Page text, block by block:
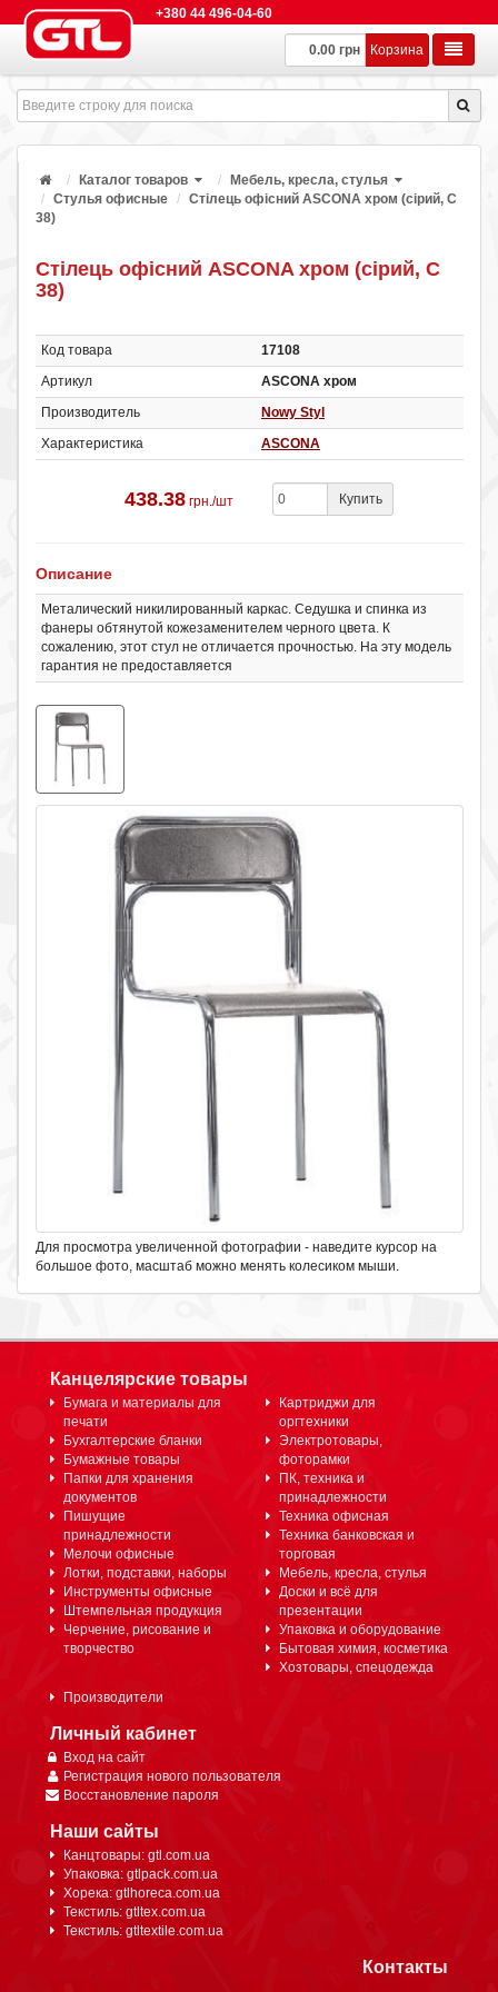
+380 44 496-04-60
0.00 грн Корзина
Каталог товаров
Мебель, кресла, стулья
Стулья офисные
Стілець офісний ASCONA хром (сірий, C
38)
Стілець офісний ASCONA хром (сірий, C
38)
Код товара
17108
Артикул
ASCONA хром
Производитель
Nowy Styl
Характеристика
ASCONA
438.38 грн./шт Купить
Описание
Металический никилированный каркас. Седушка и спинка из
фанеры обтянутой кожезаменителем черного цвета. К
сожалению, этот стул не отличается прочностью. На эту модель
гарантия не предоставляется
Для просмотра увеличенной фотографии - наведите курсор на
большое фото, масштаб можно менять колесиком мыши.
Канцелярские товары
Бумага и материалы для
печати
Бухгалтерские бланки
Бумажные товары
Папки для хранения
документов
Пишущие
принадлежности
Мелочи офисные
Лотки, подставки, наборы
Инструменты офисные
Штемпельная продукция
Черчение, рисование и
творчество
Картриджи для
оргтехники
Электротовары,
фоторамки
ПК, техника и
принадлежности
Техника офисная
Техника банковская и
торговая
Мебель, кресла, стулья
Доски и всё для
презентации
Упаковка и оборудование
Бытовая химия, косметика
Хозтовары, спецодежда
Производители
Личный кабинет
Вход на сайт
Регистрация нового пользователя
Восстановление пароля
Наши сайты
Канцтовары: gtl.com.ua
Упаковка: gtlpack.com.ua
Хорека: gtlhoreca.com.ua
Текстиль: gtltex.com.ua
Текстиль: gtltextile.com.ua
Контакты